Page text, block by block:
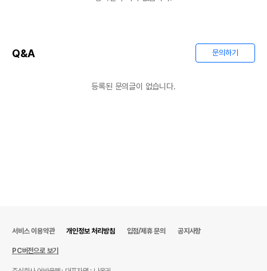
Q&A 문의하기
등록된 문의글이 없습니다.
서비스 이용약관 개인정보 처리방침 입점/제휴 문의 공지사항
PC버전으로 보기